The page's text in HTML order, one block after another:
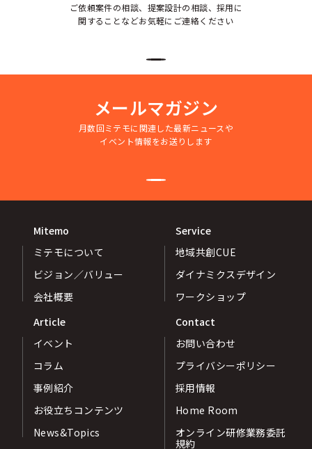
ご依頼案件の相談、提案設計の相談、採用に
関することなどお気軽にご連絡ください
メールマガジン
月数回ミテモに関連した最新ニュースや
イベント情報をお送りします
Mitemo
ミテモについて
ビジョン／バリュー
会社概要
Service
地域共創CUE
ダイナミクスデザイン
ワークショップ
Article
イベント
コラム
事例紹介
お役立ちコンテンツ
News&Topics
Contact
お問い合わせ
プライバシーポリシー
採用情報
Home Room
オンライン研修業務委託
規約